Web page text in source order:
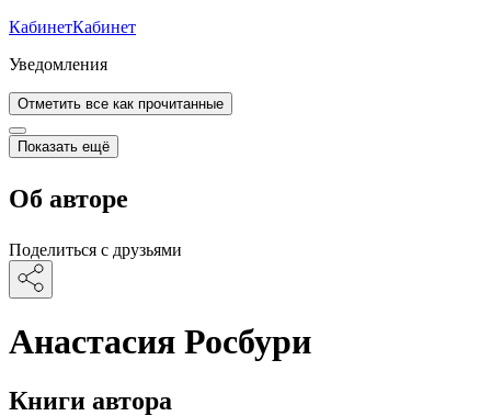
КабинетКабинет
Уведомления
Отметить все как прочитанные
Показать ещё
Об авторе
Поделиться с друзьями
Анастасия Росбури
Книги автора